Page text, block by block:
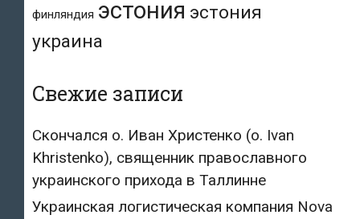
финляндия эстония эстония
украина
Свежие записи
Скончался о. Иван Христенко (о. Ivan
Khristenko), священник православного
украинского прихода в Таллинне
Украинская логистическая компания Nova